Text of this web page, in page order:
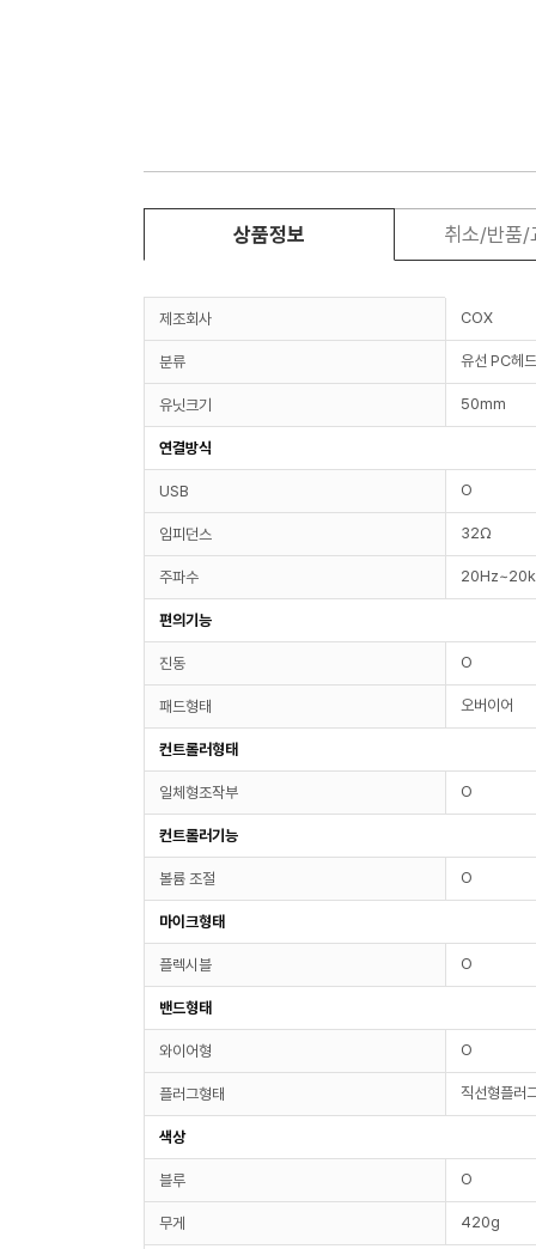
상품정보 취소/반품/
제조회사 COX
분류 유선 PC헤
유닛크기 50mm
연결방식
USB O
임피던스 32Ω
주파수
편의기능
진동 O
패드형태 오버이어
컨트롤러형태
일체형조작부 O
컨트롤러기능
볼륨 조절 O
마이크형태
플렉시블 O
밴드형태
와이어형 O
플러그형태 직선형플러
색상
블루 O
무게 420g